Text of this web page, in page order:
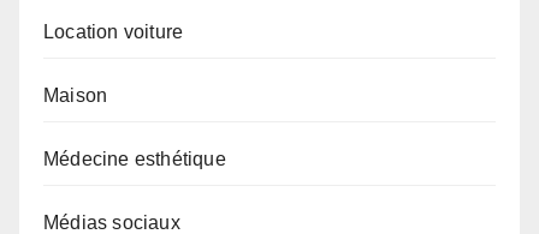
Location voiture
Maison
Médecine esthétique
Médias sociaux